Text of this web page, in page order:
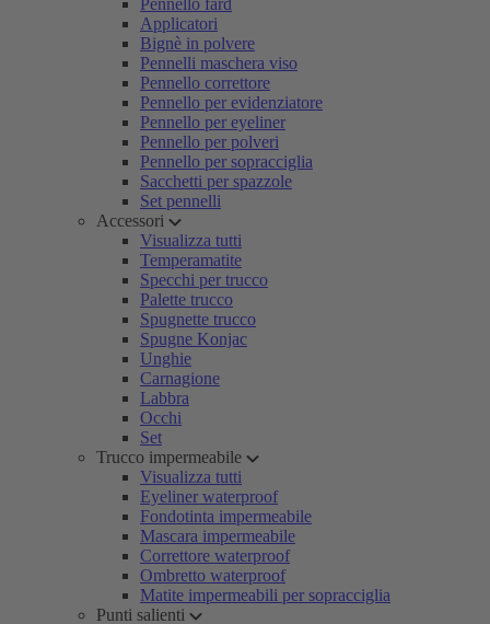
Pennello fard
Applicatori
Bignè in polvere
Pennelli maschera viso
Pennello correttore
Pennello per evidenziatore
Pennello per eyeliner
Pennello per polveri
Pennello per sopracciglia
Sacchetti per spazzole
Set pennelli
Accessori
Visualizza tutti
Temperamatite
Specchi per trucco
Palette trucco
Spugnette trucco
Spugne Konjac
Unghie
Carnagione
Labbra
Occhi
Set
Trucco impermeabile
Visualizza tutti
Eyeliner waterproof
Fondotinta impermeabile
Mascara impermeabile
Correttore waterproof
Ombretto waterproof
Matite impermeabili per sopracciglia
Punti salienti